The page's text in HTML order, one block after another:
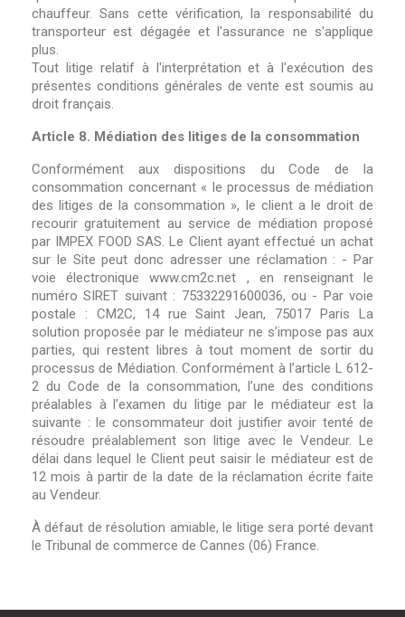
chauffeur. Sans cette vérification, la responsabilité du
transporteur est dégagée et l'assurance ne s'applique
plus.
Tout litige relatif à l'interprétation et à l'exécution des
présentes conditions générales de vente est soumis au
droit français.
Article 8. Médiation des litiges de la consommation
Conformément aux dispositions du Code de la
consommation concernant « le processus de médiation
des litiges de la consommation », le client a le droit de
recourir gratuitement au service de médiation proposé
par IMPEX FOOD SAS. Le Client ayant effectué un achat
sur le Site peut donc adresser une réclamation : - Par
voie électronique www.cm2c.net , en renseignant le
numéro SIRET suivant : 75332291600036, ou - Par voie
postale : CM2C, 14 rue Saint Jean, 75017 Paris La
solution proposée par le médiateur ne s’impose pas aux
parties, qui restent libres à tout moment de sortir du
processus de Médiation. Conformément à l’article L 612-
2 du Code de la consommation, l’une des conditions
préalables à l’examen du litige par le médiateur est la
suivante : le consommateur doit justifier avoir tenté de
résoudre préalablement son litige avec le Vendeur. Le
délai dans lequel le Client peut saisir le médiateur est de
12 mois à partir de la date de la réclamation écrite faite
au Vendeur.
À défaut de résolution amiable, le litige sera porté devant
le Tribunal de commerce de Cannes (06) France.